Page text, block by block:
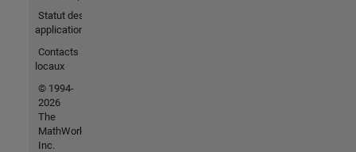
Statut des
applications
Contacts
locaux
© 1994-
2026
The
MathWorks,
Inc.